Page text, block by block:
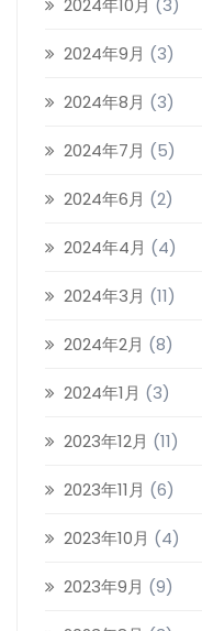
2024年10月 (3)
2024年9月 (3)
2024年8月 (3)
2024年7月 (5)
2024年6月 (2)
2024年4月 (4)
2024年3月 (11)
2024年2月 (8)
2024年1月 (3)
2023年12月 (11)
2023年11月 (6)
2023年10月 (4)
2023年9月 (9)